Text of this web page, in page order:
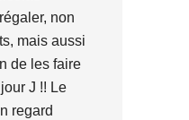
non
mais aussi
de les faire
J !! Le
regard